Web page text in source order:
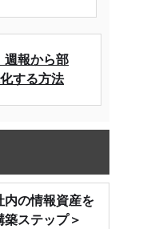
報から部
する方法
内の情報資産を
ステップ＞